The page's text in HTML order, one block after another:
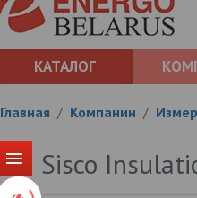
КАТАЛОГ
Главная / Компании /
Sisco